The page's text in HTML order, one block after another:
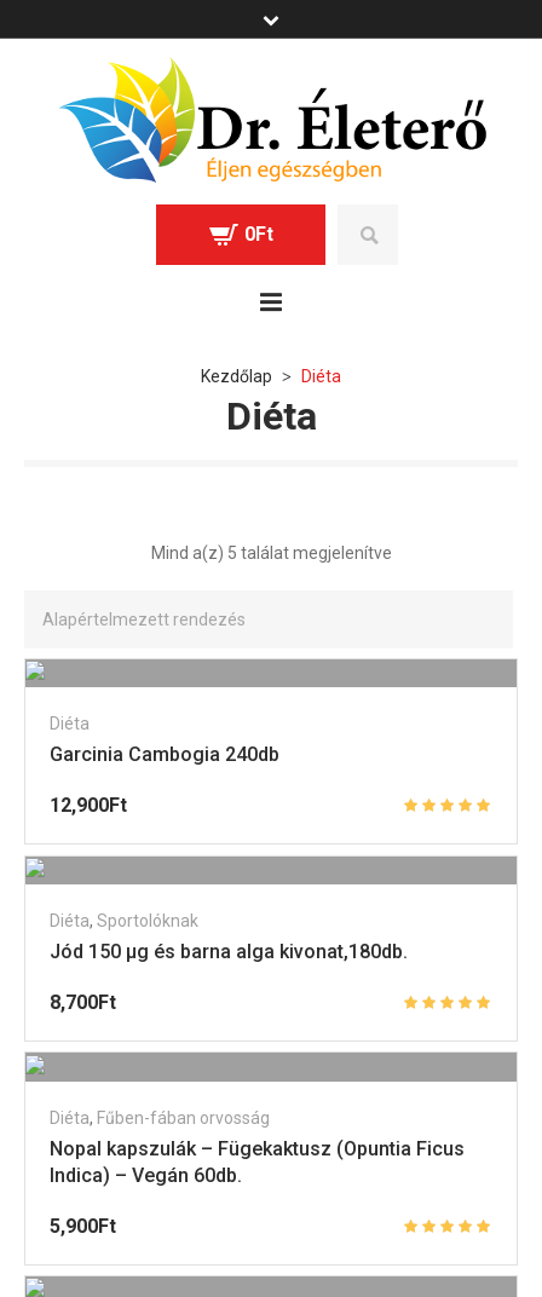
0Ft
Kezdőlap > Diéta
Diéta
Mind a(z) 5 találat megjelenítve
Diéta
Garcinia Cambogia 240db
12,900Ft
Diéta,Sportolóknak
Jód 150 µg és barna alga kivonat,180db.
8,700Ft
Diéta, Fűben-fában orvosság
Nopal kapszulák – Fügekaktusz (Opuntia Ficus
Indica) – Vegán 60db.
5,900Ft